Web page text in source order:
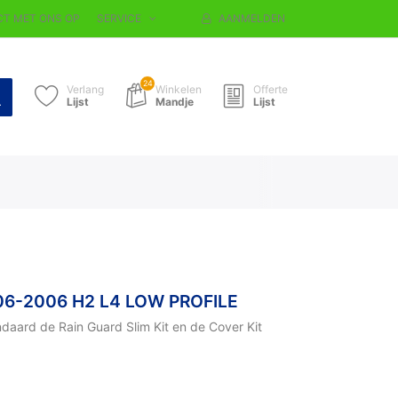
MET ONS OP SERVICE AANMELDEN
Verlang
Lijst
24 Winkelen
Mandje
Offerte
Lijst
2006 H2 L4 LOW PROFILE
de Rain Guard Slim Kit en de Cover Kit